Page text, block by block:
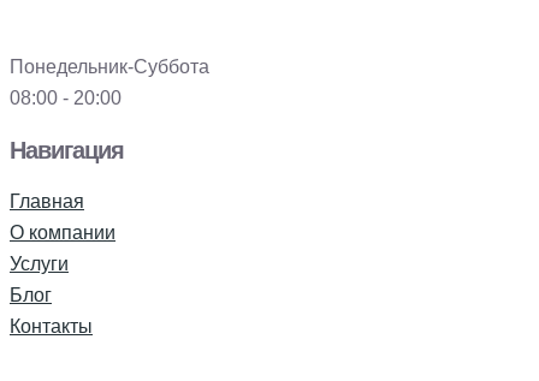
Понедельник-Суббота
08:00 - 20:00
Навигация
Главная
О компании
Услуги
Блог
Контакты